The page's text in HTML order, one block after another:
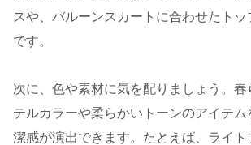
スや、バルーンスカートに合わせたトッ
です。
次に、色や素材に気を配りましょう。春
テルカラーや柔らかいトーンのアイテ
潔感が演出できます。たとえば、ライ